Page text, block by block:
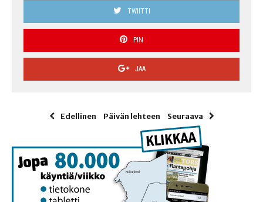
TWIITTI
PIN
JAA
Edellinen Päivän lehteen Seuraava